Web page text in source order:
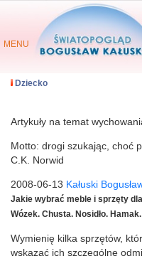
MENU
Dziecko
Artykuły na temat
Motto: drogi szukając, choć
C.K. Norwid
2008-06-13 Kałuski
Jakie wybrać meble i sprzęty
Wózek. Chusta. Nosidło. Hamak.
Wymienię kilka sprzętów,
wskazać ich szczególne